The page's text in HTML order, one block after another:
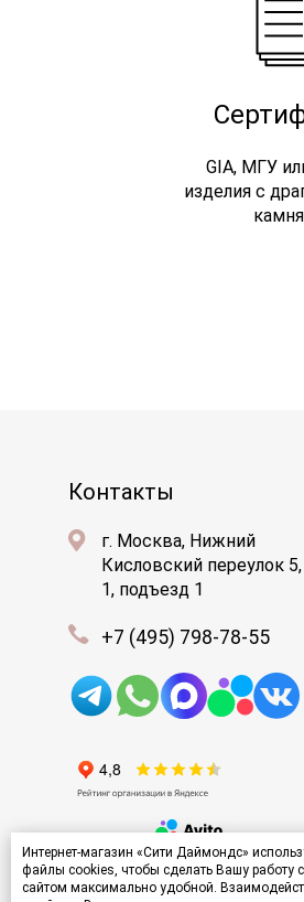
Интернет-магазин «Сити Даймондс»
файлы cookies, чтобы сделать Вашу работу с
сайтом максимально удобной.
GIA, МГУ
изделия с
Контакты
г. Москва, Нижний
Кисловский переулок 5,
1, подъезд 1
+7 (495) 798-78-55